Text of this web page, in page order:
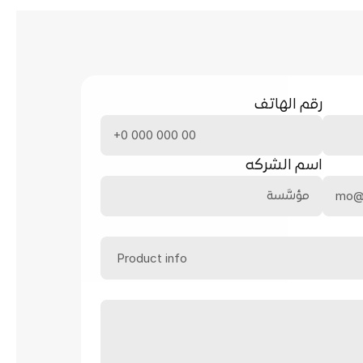
رقم الهاتف
اسم الشركه